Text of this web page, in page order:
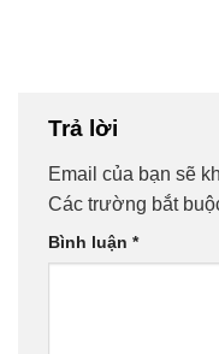
Trả lời
Email của bạn sẽ
Các trường bắt
Bình luận *